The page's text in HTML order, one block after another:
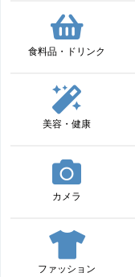
食料品・ドリンク
美容・健康
カメラ
ファッション